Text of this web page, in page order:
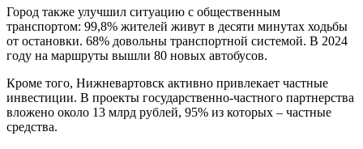
Город также улучшил ситуацию с общественным
транспортом: 99,8% жителей живут в десяти минутах ходьбы
от остановки. 68% довольны транспортной системой. В 2024
году на маршруты вышли 80 новых автобусов.
Кроме того, Нижневартовск активно привлекает частные
инвестиции. В проекты государственно-частного партнерства
вложено около 13 млрд рублей, 95% из которых – частные
средства.